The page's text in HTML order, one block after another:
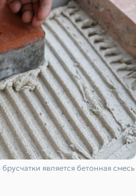
является бетонная смесь